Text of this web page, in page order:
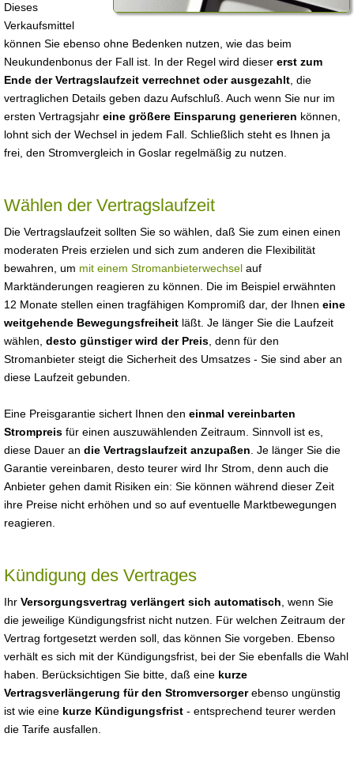
Dieses
Verkaufsmittel
können Sie ebenso ohne Bedenken nutzen, wie das beim
Neukundenbonus der Fall ist. In der Regel wird dieser erst zum
Ende der Vertragslaufzeit verrechnet oder ausgezahlt , die
vertraglichen Details geben dazu Aufschluß. Auch wenn Sie nur im
ersten Vertragsjahr eine größere Einsparung generieren können,
lohnt sich der Wechsel in jedem Fall. Schließlich steht es Ihnen ja
frei, den Stromvergleich in Goslar regelmäßig zu nutzen.
Wählen der Vertragslaufzeit
Die Vertragslaufzeit sollten Sie so wählen, daß Sie zum einen einen
moderaten Preis erzielen und sich zum anderen die Flexibilität
bewahren, um mit einem Stromanbieterwechsel auf
Marktänderungen reagieren zu können. Die im Beispiel erwähnten
12 Monate stellen einen tragfähigen Kompromiß dar, der Ihnen eine
weitgehende Bewegungsfreiheit läßt. Je länger Sie die Laufzeit
wählen, desto günstiger wird der Preis , denn für den
Stromanbieter steigt die Sicherheit des Umsatzes - Sie sind aber an
diese Laufzeit gebunden.
Eine Preisgarantie sichert Ihnen den einmal vereinbarten
Strompreis für einen auszuwählenden Zeitraum. Sinnvoll ist es,
diese Dauer an die Vertragslaufzeit anzupaßen . Je länger Sie die
Garantie vereinbaren, desto teurer wird Ihr Strom, denn auch die
Anbieter gehen damit Risiken ein: Sie können während dieser Zeit
ihre Preise nicht erhöhen und so auf eventuelle Marktbewegungen
reagieren.
Kündigung des Vertrages
Ihr Versorgungsvertrag verlängert sich automatisch , wenn Sie
die jeweilige Kündigungsfrist nicht nutzen. Für welchen Zeitraum der
Vertrag fortgesetzt werden soll, das können Sie vorgeben. Ebenso
verhält es sich mit der Kündigungsfrist, bei der Sie ebenfalls die Wahl
haben. Berücksichtigen Sie bitte, daß eine kurze
Vertragsverlängerung für den Stromversorgerebenso ungünstig
ist wie eine kurze Kündigungsfrist - entsprechend teurer werden
die Tarife ausfallen.